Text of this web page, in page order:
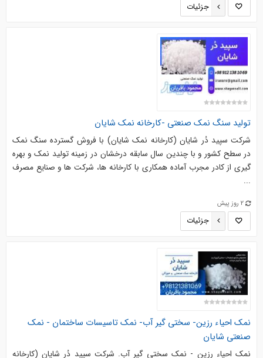
جزئیات
تولید سنگ نمک صنعتی -کارخانه نمک شایان
شرکت سپید دُر شایان (کارخانه نمک شایان) با فروش گسترده سنگ نمک
در سطح کشور و با چندین سال سابقه درخشان در زمینه تولید نمک و بهره
گیری از کادر مجرب آماده همکاری با کارخانه ها، شرکت ها و صنایع مصرف
...
2 روز پیش
جزئیات
نمک احیاء رزین- سختی گیر آب- نمک تاسیسات ساختمان - نمک
صنعتی شایان
نمک احیاء رزین - نمک سختی گیر آب. شرکت سپید دُر شایان (کارخانه